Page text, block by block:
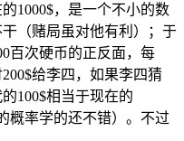
1000$，是一个不小的数
（赌局虽对他有利）；于
百次硬币的正反面，每
给李四，如果李四猜
100$相当于现在的
概率学的还不错）。不过